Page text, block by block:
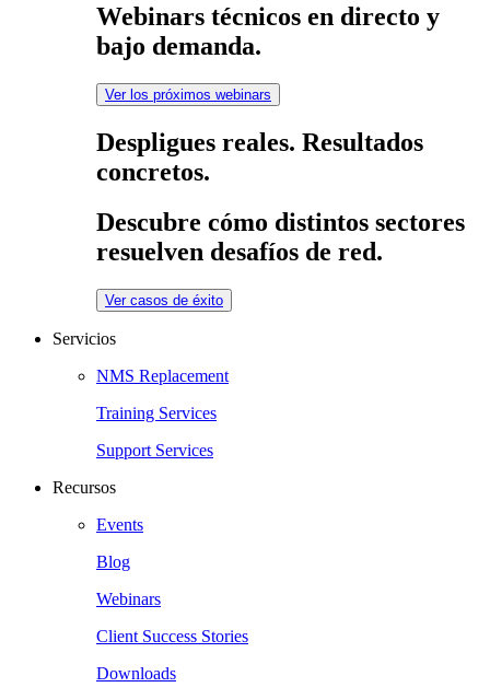
Webinars técnicos en directo y
bajo demanda.
Ver los próximos webinars
Despligues reales. Resultados
concretos.
Descubre cómo distintos sectores
resuelven desafíos de red.
Ver casos de éxito
Servicios
NMS Replacement
Training Services
Support Services
Recursos
Events
Blog
Webinars
Client Success Stories
Downloads